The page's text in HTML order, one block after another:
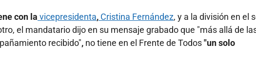
con la vicepresidenta, Cristina Fernández, y a la división en el
el mandatario dijo en su mensaje grabado que "más allá de
recibido", no tiene en el Frente de Todos"un solo